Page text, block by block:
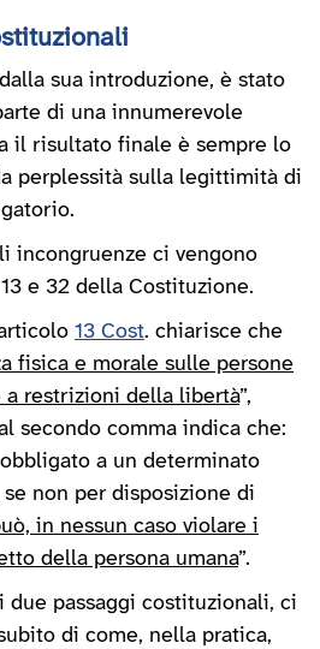
sua introduzione, è stato
di una innumerevole
il risultato finale è sempre lo
perplessità sulla legittimità di
incongruenze ci vengono
e 32 della Costituzione.
13 Cost. chiarisce che
fisica e morale sulle persone
a restrizioni della libertà”,
secondo comma indica che:
a un determinato
non per disposizione di
in nessun caso violare i
della persona umana”.
due passaggi costituzionali, ci
di come, nella pratica,